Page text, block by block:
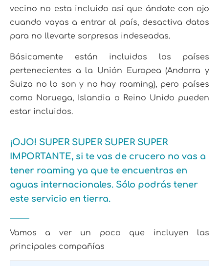
vecino no esta incluido así que ándate con ojo
cuando vayas a entrar al país, desactiva datos
para no llevarte sorpresas indeseadas.
Básicamente están incluidos los países
pertenecientes a la Unión Europea (Andorra y
Suiza no lo son y no hay roaming), pero países
como Noruega, Islandia o Reino Unido pueden
estar incluidos.
¡OJO! SUPER SUPER SUPER SUPER
IMPORTANTE, si te vas de crucero no vas a
tener roaming ya que te encuentras en
aguas internacionales. Sólo podrás tener
este servicio en tierra.
Vamos a ver un poco que incluyen las
principales compañías